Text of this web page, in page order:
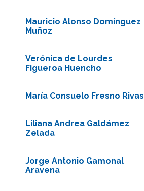
Mauricio Alonso Domínguez
Muñoz
Verónica de Lourdes
Figueroa Huencho
María Consuelo Fresno Rivas
Liliana Andrea Galdámez
Zelada
Jorge Antonio Gamonal
Aravena